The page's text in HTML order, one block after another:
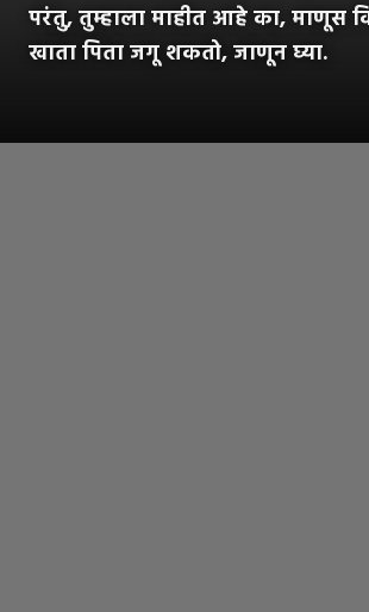
परंतु, तुम्हाला माहीत आहे का, माणूस
खाता पिता जगू शकतो, जाणून घ्या.